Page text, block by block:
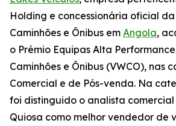
Holding e concessionária oficial
Caminhões e Ônibus em Angola,
o Prémio Equipas Alta
Caminhões e Ônibus (VWCO), nas
Comercial e de Pós-venda. Na
foi distinguido o analista
Quiosa como melhor vendedor de